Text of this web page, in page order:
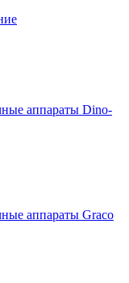
аппараты Dino-
аппараты Graco